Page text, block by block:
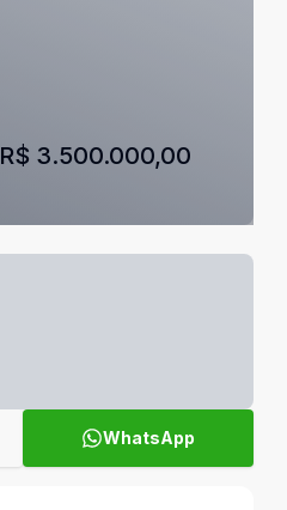
R$ 3.500.000,00
WhatsApp